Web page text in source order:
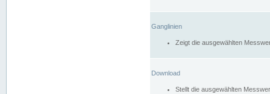
Ganglinien
Zeigt die ausgewählten
Download
Stellt die ausgewählten